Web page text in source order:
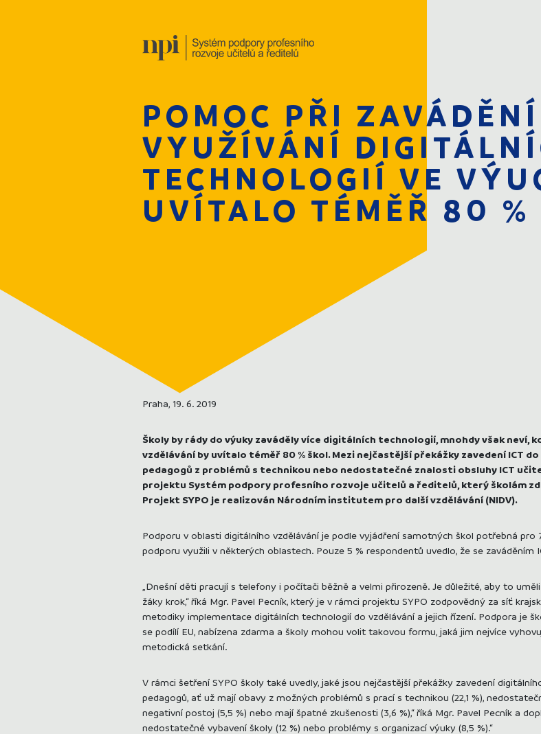
POMOC PŘI
VYUŽÍVÁNÍ
TECHNOLOGIÍ VE
UVÍTALO TÉMĚŘ 80 %
Praha, 19. 6. 2019
Školy by rády do výuky zaváděly více digitálních technologií, mnohdy však neví,
vzdělávání by uvítalo téměř 80 % škol. Mezi nejčastější překážky zavedení ICT
pedagogů z problémů s technikou nebo nedostatečné znalosti obsluhy ICT
projektu Systém podpory profesního rozvoje učitelů a ředitelů, který školám
Projekt SYPO je realizován Národním institutem pro další vzdělávání (NIDV).
Podporu v oblasti digitálního vzdělávání je podle vyjádření samotných škol potřebná pro
podporu využili v některých oblastech. Pouze 5 % respondentů uvedlo, že se zaváděním
„Dnešní děti pracují s telefony i počítači běžně a velmi přirozeně. Je důležité, aby to
žáky krok,“ říká Mgr. Pavel Pecník, který je v rámci projektu SYPO zodpovědný za síť
metodiky implementace digitálních technologií do vzdělávání a jejich řízení. Podpora je
se podílí EU, nabízena zdarma a školy mohou volit takovou formu, jaká jim nejvíce
metodická setkání.
V rámci šetření SYPO školy také uvedly, jaké jsou nejčastější překážky zavedení
pedagogů, ať už mají obavy z možných problémů s prací s technikou (22,1 %),
negativní postoj (5,5 %) nebo mají špatné zkušenosti (3,6 %),“ říká Mgr. Pavel Pecník a
nedostatečné vybavení školy (12 %) nebo problémy s organizací výuky (8,5 %).“